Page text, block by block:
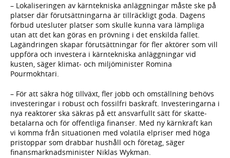
– Lokaliseringen av kärntekniska anläggningar måste ske på
platser där förutsättningarna är tillräckligt goda. Dagens
förbud utesluter platser som skulle kunna vara lämpliga
utan att det kan göras en prövning i det enskilda fallet.
Lagändringen skapar förutsättningar för fler aktörer som vill
uppföra och investera i kärntekniska anläggningar vid
kusten, säger klimat- och miljöminister Romina
Pourmokhtari.
– För att säkra hög tillväxt, fler jobb och omställning behövs
investeringar i robust och fossilfri baskraft. Investeringarna i
nya reaktorer ska säkras på ett ansvarfullt sätt för skatte­
betalarna och för offentliga finanser. Med ny kärnkraft kan
vi komma från situationen med volatila elpriser med höga
pristoppar som drabbar hushåll och företag, säger
finansmarknadsminister Niklas Wykman.